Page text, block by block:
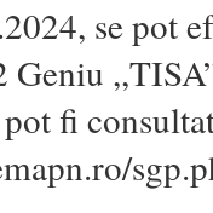
se pot
fi